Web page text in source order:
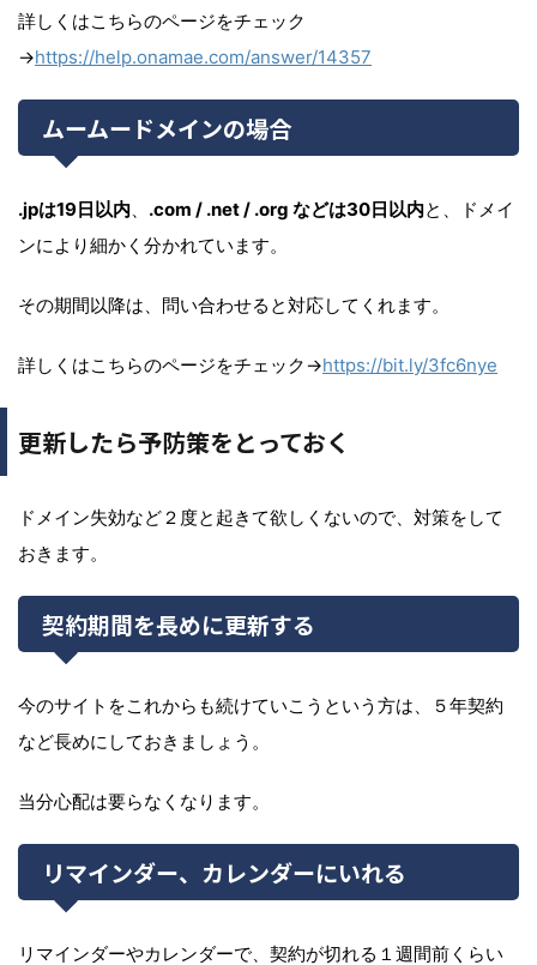
詳しくはこちらのページをチェック
→https://help.onamae.com/answer/14357
ムームードメインの場合
.jpは19日以内、 .com / .net / .org などは30日以内と、ドメイ
ンにより細かく分かれています。
その期間以降は、問い合わせると対応してくれます。
詳しくはこちらのページをチェック→https://bit.ly/3fc6nye
更新したら予防策をとっておく
ドメイン失効など２度と起きて欲しくないので、対策をして
おきます。
契約期間を長めに更新する
今のサイトをこれからも続けていこうという方は、５年契約
など長めにしておきましょう。
当分心配は要らなくなります。
リマインダー、カレンダーにいれる
リマインダーやカレンダーで、契約が切れる１週間前くらい